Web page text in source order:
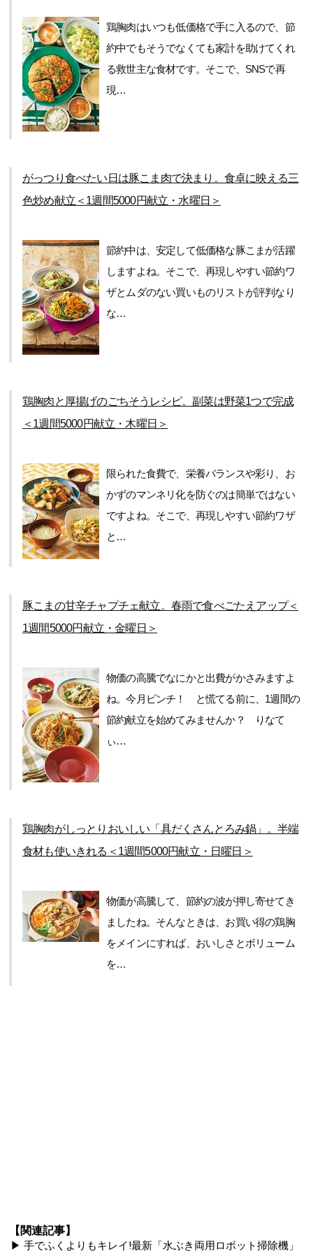
鶏胸肉はいつも低価格で手に入るので、節
約中でもそうでなくても家計を助けてくれ
る救世主な食材です。そこで、SNSで再
現…
がっつり食べたい日は豚こま肉で決まり。食卓に映える三
色炒め献立＜1週間5000円献立・水曜日＞
節約中は、安定して低価格な豚こまが活躍
しますよね。そこで、再現しやすい節約ワ
ザとムダのない買いものリストが評判なり
な…
鶏胸肉と厚揚げのごちそうレシピ。副菜は野菜1つで完成
＜1週間5000円献立・木曜日＞
限られた食費で、栄養バランスや彩り、お
かずのマンネリ化を防ぐのは簡単ではない
ですよね。そこで、再現しやすい節約ワザ
と…
豚こまの甘辛チャプチェ献立。春雨で食べごたえアップ＜
1週間5000円献立・金曜日＞
物価の高騰でなにかと出費がかさみますよ
ね。今月ピンチ！ と慌てる前に、1週間の
節約献立を始めてみませんか？ りなて
ぃ…
鶏胸肉がしっとりおいしい「具だくさんとろみ鍋」。半端
食材も使いきれる＜1週間5000円献立・日曜日＞
物価が高騰して、節約の波が押し寄せてき
ましたね。そんなときは、お買い得の鶏胸
をメインにすれば、おいしさとボリューム
を…
【関連記事】
▶ 手でふくよりもキレイ!最新「水ぶき両用ロボット掃除機」